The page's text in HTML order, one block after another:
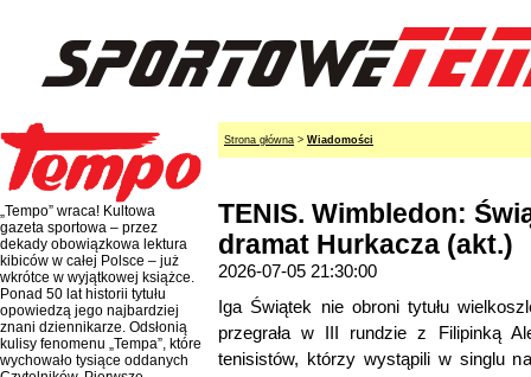
„Tempo” wraca! Kultowa
gazeta sportowa – przez
dekady obowiązkowa lektura
kibiców w całej Polsce – już
wkrótce w wyjątkowej książce.
Ponad 50 lat historii tytułu
opowiedzą jego najbardziej
znani dziennikarze. Odsłonią
kulisy fenomenu „Tempa”, które
wychowało tysiące oddanych
Strona główna > Wiadomości
TENIS. Wimbledon:
dramat Hurkacza (akt.)
2026-07-05 21:30:00
Iga Świątek nie obroni tytułu
przegrała w III rundzie z Filipinką
tenisistów, którzy wystąpili w singlu